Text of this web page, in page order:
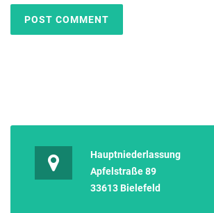
Hauptniederlassung
Apfelstraße 89
33613 Bielefeld